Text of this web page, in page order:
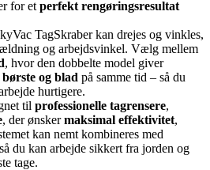
for et perfekt rengøringsresultat
TagSkraber kan drejes og vinkles,
og arbejdsvinkel. Vælg mellem
, hvor den dobbelte model giver
børste og blad på samme tid – så du
hurtigere.
til professionelle tagrensere,
, der ønskermaksimal effektivitet,
kan nemt kombineres med
du kan arbejde sikkert fra jorden og
tage.